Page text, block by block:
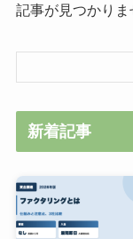
記事が見つかりま
新着記事